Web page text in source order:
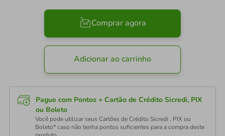
Comprar agora
Adicionar ao carrinho
Pague com Pontos + Cartão de Crédito Sicredi, PIX
ou Boleto
Você pode utilizar seus Cartões de Crédito Sicredi , PIX ou
Boleto* caso não tenha pontos suficientes para a compra deste